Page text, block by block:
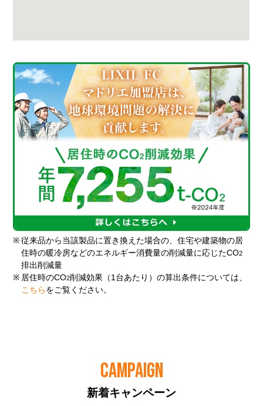
※ 従来品から当該製品に置き換えた場合の、住宅や建築物の居
住時の暖冷房などのエネルギー消費量の削減量に応じたCO2
排出削減量
※ 居住時のCO2削減効果（1台あたり）の算出条件については、
こちら をご覧ください。
CAMPAIGN
新着キャンペーン